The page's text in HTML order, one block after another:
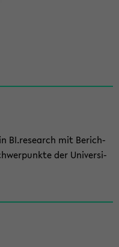
BI.re­se­arch mit Be­rich­
der Uni­ver­si­